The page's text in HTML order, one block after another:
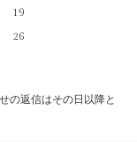
19
26
の返信はその日以降と